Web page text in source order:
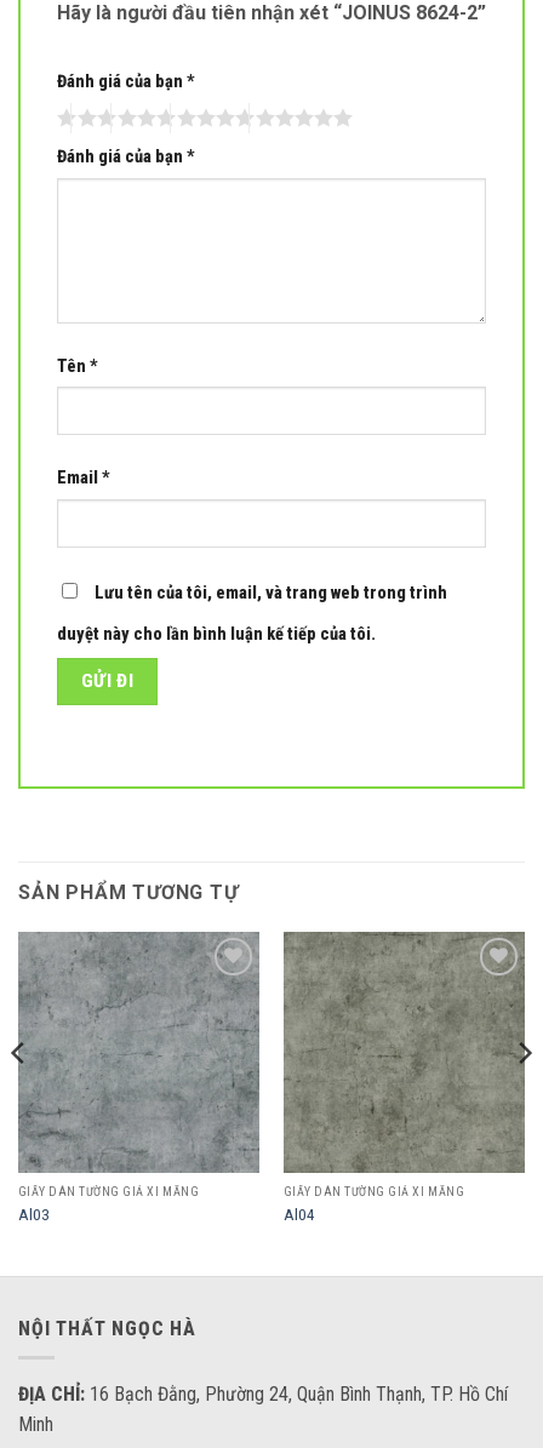
Hãy là người đầu tiên nhận xét “JOINUS 8624-2”
Đánh giá của bạn *
Đánh giá của bạn *
Tên *
Email *
Lưu tên của tôi, email, và trang web trong trình
duyệt này cho lần bình luận kế tiếp của tôi.
SẢN PHẨM TƯƠNG TỰ
Add to
wishlist
GIẤY DÁN TƯỜNG GIẢ XI MĂNG
Al03
Add to
wishlist
GIẤY DÁN TƯỜNG GIẢ XI MĂNG
Al04
NỘI THẤT NGỌC HÀ
ĐỊA CHỈ: 16 Bạch Đằng, Phường 24, Quận Bình Thạnh, TP. Hồ Chí
Minh